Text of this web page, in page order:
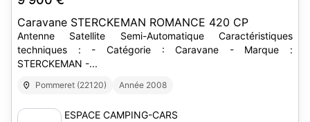
Caravane STERCKEMAN ROMANCE 420 CP
Antenne Satellite Semi-Automatique Caractéristiques
techniques : - Catégorie : Caravane - Marque :
STERCKEMAN -...
Pommeret (22120) Année 2008
ESPACE CAMPING-CARS